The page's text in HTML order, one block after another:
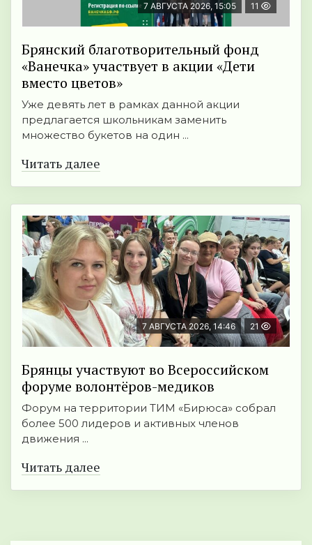
7 АВГУСТА 2026, 15:05 11
Брянский благотворительный фонд
«Ванечка» участвует в акции «Дети
вместо цветов»
Уже девять лет в рамках данной акции
предлагается школьникам заменить
множество букетов на один ...
Читать далее
7 АВГУСТА 2026, 14:46 21
Брянцы участвуют во Всероссийском
форуме волонтёров-медиков
Форум на территории ТИМ «Бирюса» собрал
более 500 лидеров и активных членов
движения ...
Читать далее